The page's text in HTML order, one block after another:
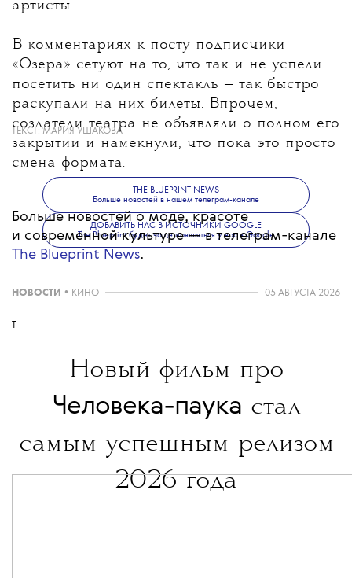
артисты.
В комментариях к посту подписчики
«Озера» сетуют на то, что так и не успели
посетить ни один спектакль — так быстро
раскупали на них билеты. Впрочем,
создатели театра не объявляли о полном его
закрытии и намекнули, что пока это просто
смена формата.
Больше новостей о моде, красоте
и современной культуре — в телеграм-канале
The Blueprint News.
ТЕКСТ:МАРИЯ УШАКОВА
THE BLUEPRINT NEWS
Больше новостей в нашем телеграм-канале
ДОБАВИТЬ НАС В ИСТОЧНИКИ GOOGLE
The Blueprint будет чаще появляться у вас в Google
НОВОСТИ • КИНО 05 АВГУСТА 2026
T
Новый фильм про
Человека-паука стал
самым успешным релизом
2026 года